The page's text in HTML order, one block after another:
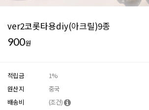
ver2코롯타용diy(아크릴)9종
900원
적립금
1%
원산지
중국
배송비
(조건)